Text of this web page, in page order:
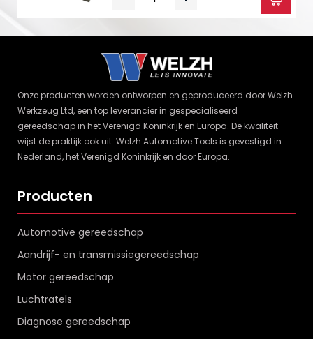
Onze producten worden ontworpen en geproduceerd door Welzh
Werkzeug Ltd, een top leverancier in gespecialiseerd
gereedschap in het Verenigd Koninkrijk en Europa. De kwaliteit
wijst de praktijk ook uit. Welzh Automotive Tools is gevestigd in
Nederland, het Verenigd Koninkrijk en door Europa.
Producten
Automotive gereedschap
Aandrijf- en transmissiegereedschap
Motor gereedschap
Luchtratels
Diagnose gereedschap